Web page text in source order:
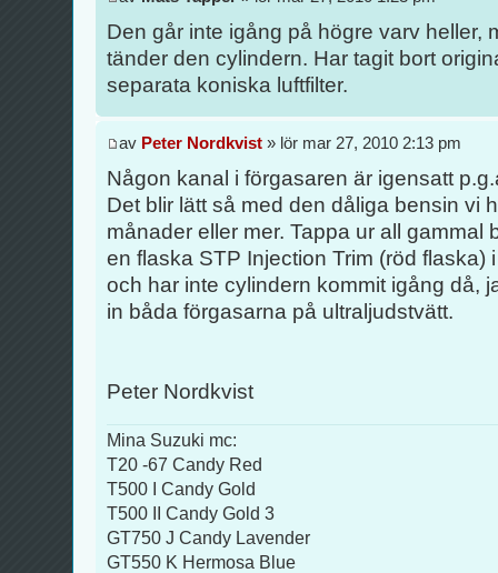
Den går inte igång på högre varv heller,
tänder den cylindern. Har tagit bort
separata koniska luftfilter.
av Peter Nordkvist » lör mar 27, 2010 2:13 pm
Någon kanal i förgasaren är igensatt
Det blir lätt så med den dåliga bensin vi
månader eller mer. Tappa ur all gammal
en flaska STP Injection Trim (röd flaska)
och har inte cylindern kommit igång då,
in båda förgasarna på ultraljudstvätt.
Peter Nordkvist
Mina Suzuki mc:
T20 -67 Candy Red
T500 I Candy Gold
T500 II Candy Gold 3
GT750 J Candy Lavender
GT550 K Hermosa Blue